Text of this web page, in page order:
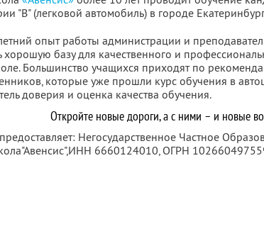
"В" (легковой автомобиль) в городе
опыт работы администрации и
хорошую базу для качественного и
Большинство учащихся приходят по
которые уже прошли курс обучения в
доверия и оценка качества обучения.
Откройте новые дороги, а с ними – и новые
Негосударственное Частное
ИНН 6660124010, ОГРН